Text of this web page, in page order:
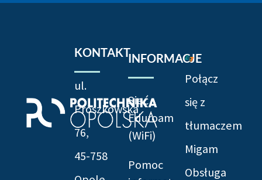
KONTAKT
ul.
Prószkowska
76,
45-758
INFORMACJE
Sieć
Eduroam
(WiFi)
Pomoc
Połącz
się z
tłumaczem
Migam
Obsługa